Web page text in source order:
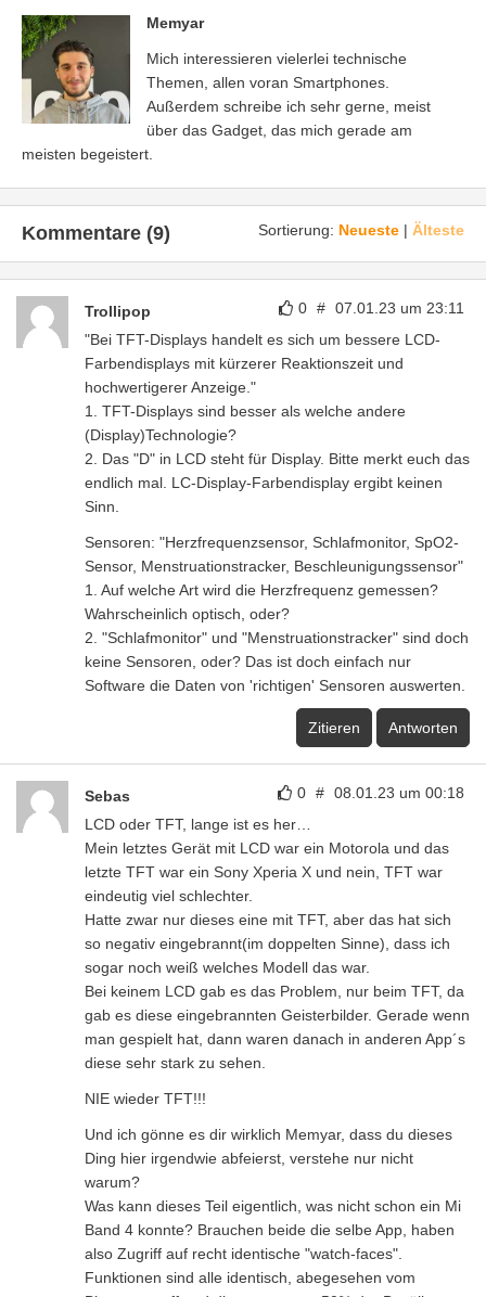
Memyar
Mich interessieren vielerlei technische
Themen, allen voran Smartphones.
Außerdem schreibe ich sehr gerne, meist
über das Gadget, das mich gerade am
meisten begeistert.
Sortierung: Neueste | Älteste
Kommentare (9)
0 # 07.01.23 um 23:11
Trollipop
"Bei TFT-Displays handelt es sich um bessere LCD-
Farbendisplays mit kürzerer Reaktionszeit und
hochwertigerer Anzeige."
1. TFT-Displays sind besser als welche andere
(Display)Technologie?
2. Das "D" in LCD steht für Display. Bitte merkt euch das
endlich mal. LC-Display-Farbendisplay ergibt keinen
Sinn.
Sensoren: "Herzfrequenzsensor, Schlafmonitor, SpO2-
Sensor, Menstruationstracker, Beschleunigungssensor"
1. Auf welche Art wird die Herzfrequenz gemessen?
Wahrscheinlich optisch, oder?
2. "Schlafmonitor" und "Menstruationstracker" sind doch
keine Sensoren, oder? Das ist doch einfach nur
Software die Daten von 'richtigen' Sensoren auswerten.
Zitieren Antworten
0 # 08.01.23 um 00:18
Sebas
LCD oder TFT, lange ist es her…
Mein letztes Gerät mit LCD war ein Motorola und das
letzte TFT war ein Sony Xperia X und nein, TFT war
eindeutig viel schlechter.
Hatte zwar nur dieses eine mit TFT, aber das hat sich
so negativ eingebrannt(im doppelten Sinne), dass ich
sogar noch weiß welches Modell das war.
Bei keinem LCD gab es das Problem, nur beim TFT, da
gab es diese eingebrannten Geisterbilder. Gerade wenn
man gespielt hat, dann waren danach in anderen App´s
diese sehr stark zu sehen.
NIE wieder TFT!!!
Und ich gönne es dir wirklich Memyar, dass du dieses
Ding hier irgendwie abfeierst, verstehe nur nicht
warum?
Was kann dieses Teil eigentlich, was nicht schon ein Mi
Band 4 konnte? Brauchen beide die selbe App, haben
also Zugriff auf recht identische "watch-faces".
Funktionen sind alle identisch, abegesehen vom